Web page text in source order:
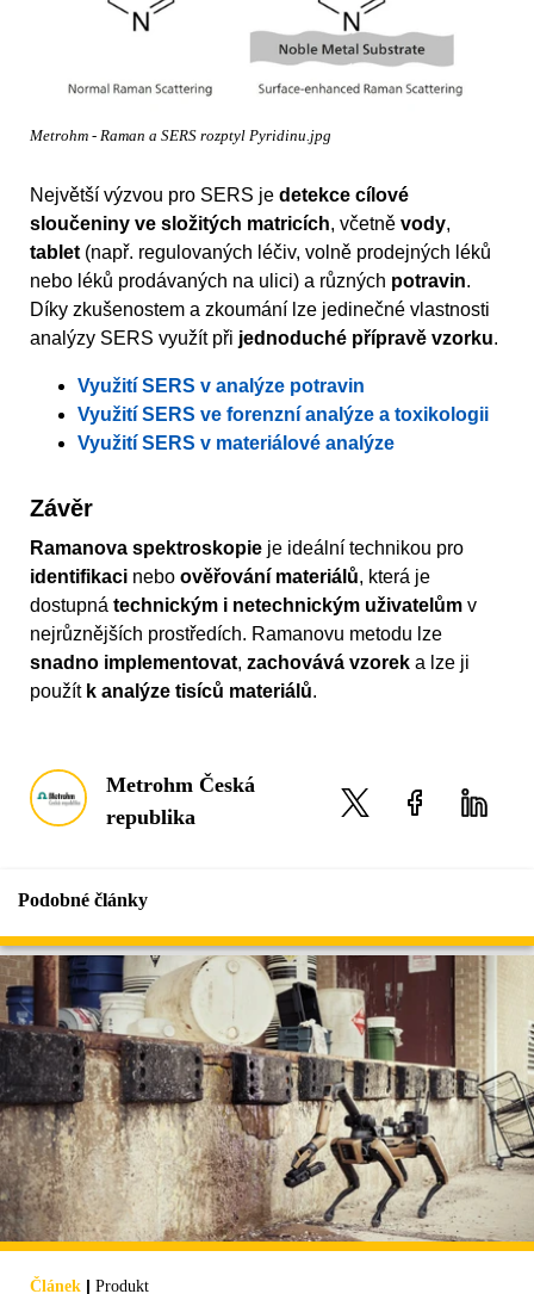
Metrohm - Raman a SERS rozptyl Pyridinu.jpg
Největší výzvou pro SERS je detekce cílové
sloučeniny ve složitých matricích, včetně vody,
tablet (např. regulovaných léčiv, volně prodejných léků
nebo léků prodávaných na ulici) a různých potravin.
Díky zkušenostem a zkoumání lze jedinečné vlastnosti
analýzy SERS využít při jednoduché přípravě vzorku.
Využití SERS v analýze potravin
Využití SERS ve forenzní analýze a toxikologii
Využití SERS v materiálové analýze
Závěr
Ramanova spektroskopie je ideální technikou pro
identifikaci nebo ověřování materiálů, která je
dostupná technickým i netechnickým uživatelům v
nejrůznějších prostředích. Ramanovu metodu lze
snadno implementovat, zachovává vzorek a lze ji
použít k analýze tisíců materiálů.
Metrohm Česká
republika
Podobné články
Článek | Produkt